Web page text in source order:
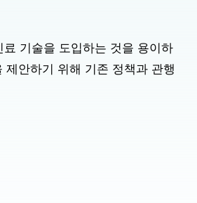
료 기술을 도입하는 것을 용이하
제안하기 위해 기존 정책과 관행